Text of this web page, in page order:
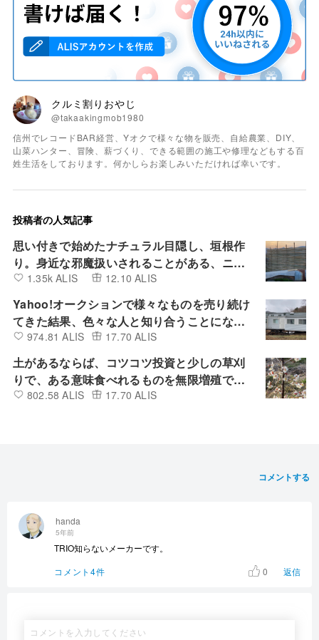
クルミ割りおやじ
@takaakingmob1980
信州でレコードBAR経営、Yオクで様々な物を販売、自給農業、DIY、
山菜ハンター、冒険、薪づくり、できる範囲の施工や修理などもする百
姓生活をしております。何かしらお楽しみいただければ幸いです。
投稿者の人気記事
思い付きで始めたナチュラル目隠し、垣根作
り。身近な邪魔扱いされることがある、ニセ
アカシアや竹を活用したアート作品
1.35k ALIS 12.10 ALIS
Yahoo!オークションで様々なものを売り続け
てきた結果、色々な人と知り合うことにな
り、驚きや学び、想像していなかった世界が
広がり続けている。
974.81 ALIS 17.70 ALIS
土があるならば、コツコツ投資と少しの草刈
りで、ある意味食べれるものを無限増殖でき
る。802.58 ALIS 17.70 ALIS
コメントする
handa
5年前
TRIO知らないメーカーです。
コメント4件
0 返信